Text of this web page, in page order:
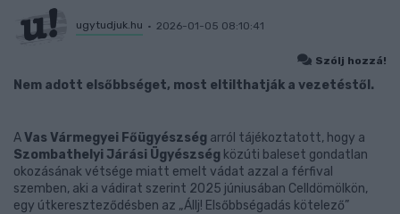
ugytudjuk.hu 2026-01-05 08:10:41
Szólj hozzá!
Nem adott elsőbbséget, most eltilthatják a vezetéstől.
AVas Vármegyei Főügyészség arról tájékoztatott, hogy a
Szombathelyi Járási Ügyészség közúti baleset gondatlan
okozásának vétsége miatt emelt vádat azzal a férfival
szemben, aki a vádirat szerint 2025 júniusában Celldömölkön,
egy útkereszteződésben az „Állj! Elsőbbségadás kötelező”